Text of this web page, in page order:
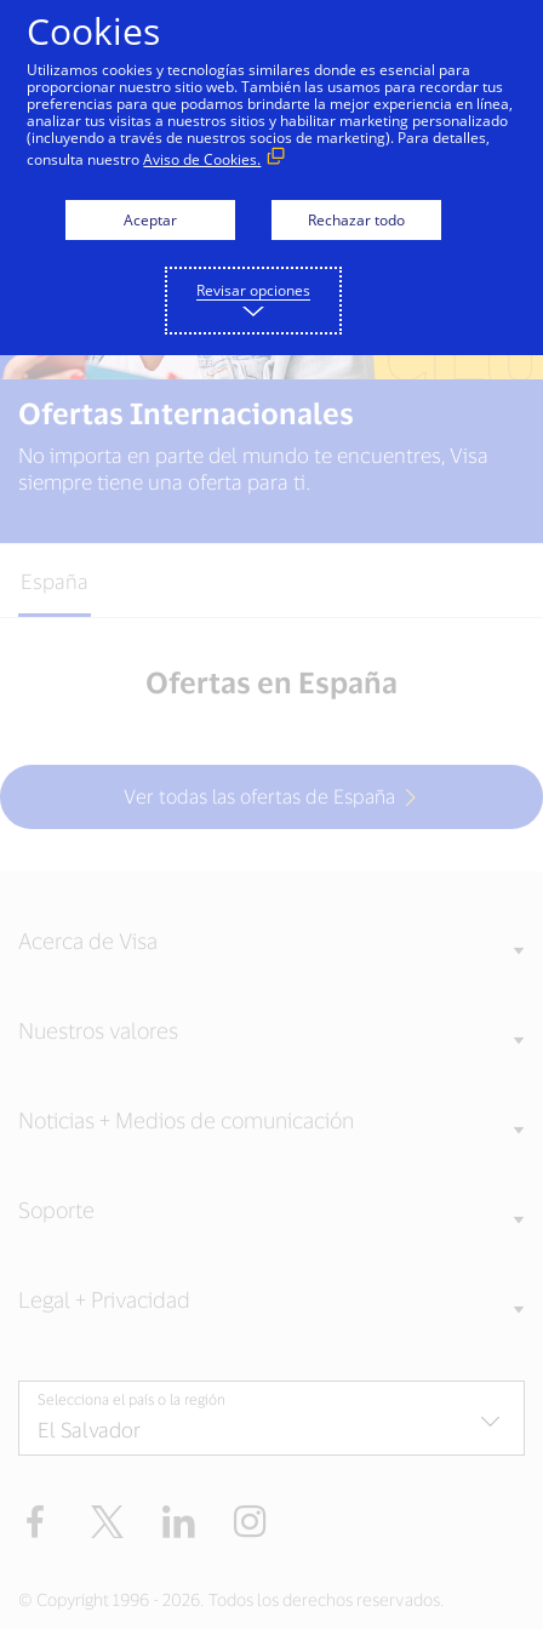
Ofertas Internacionales
No importa en parte del mundo te encuentres, Visa
siempre tiene una oferta para ti.
España
Ofertas en España
Ver todas las ofertas de España
Acerca de Visa
Nuestros valores
Noticias + Medios de comunicación
Soporte
Legal + Privacidad
Selecciona el país o la región
Facebook Twitter LinkedIn
© Copyright 1996 - 2026. Todos los derechos reservados.
Cookies
Utilizamos cookies y tecnologías similares donde es esencial para
proporcionar nuestro sitio web. También las usamos para recordar tus
preferencias para que podamos brindarte la mejor experiencia en línea,
analizar tus visitas a nuestros sitios y habilitar marketing personalizado
(incluyendo a través de nuestros socios de marketing). Para detalles,
consulta nuestroAviso de Cookies.
Aceptar Rechazar todo
Revisar opciones